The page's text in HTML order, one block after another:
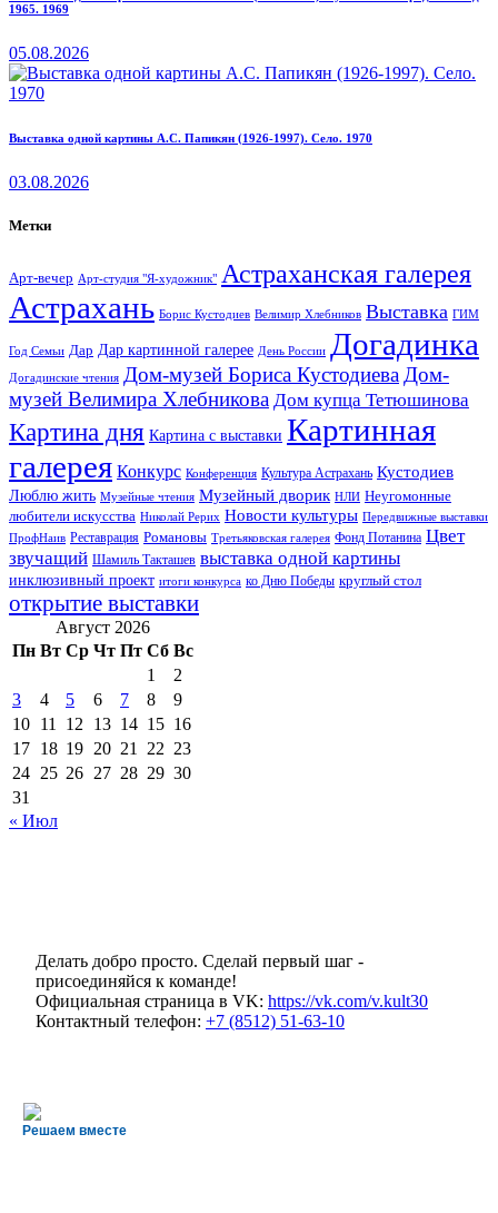
1965. 1969
05.08.2026
Выставка одной картины А.С. Папикян (1926-1997). Село. 1970
03.08.2026
Метки
Арт-вечер Арт-студия "Я-художник" Астраханская галерея
Астрахань Борис Кустодиев Велимир Хлебников Выставка ГИМ
Год Семьи Дар Дар картинной галерее День России Догадинка
Догадинские чтения Дом-музей Бориса Кустодиева Дом-
музей Велимира Хлебникова Дом купца Тетюшинова
Картина дня Картина с выставки Картинная
галерея Конкурс Конференция Культура Астрахань Кустодиев
Люблю жить Музейные чтения Музейный дворик НЛИ Неугомонные
любители искусства Николай Рерих Новости культуры Передвижные выставки
ПрофНаив Реставрация Романовы Третьяковская галерея Фонд Потанина Цвет
звучащий Шамиль Такташев выставка одной картины
инклюзивный проект итоги конкурса ко Дню Победы круглый стол
открытие выставки
Август 2026
Пн Вт Ср Чт Пт Сб Вс
1
2
3
4 5 6 7 8
9
10 11 12 13 14 15 16
17 18 19 20 21 22 23
24 25 26 27 28 29 30
31
« Июл
Делать добро просто. Сделай первый шаг -
присоединяйся к команде!
Официальная страница в VK: https://vk.com/v.kult30
Контактный телефон: +7 (8512) 51-63-10
Решаем вместе